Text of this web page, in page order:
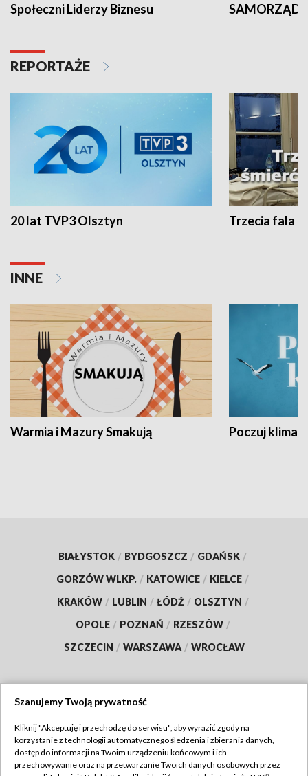
Społeczni Liderzy Biznesu SAMORZĄD
REPORTAŻE
20 lat TVP3 Olsztyn Trzecia fala -
INNE
Warmia i Mazury Smakują Poczuj klimat
BIAŁYSTOK / BYDGOSZCZ / GDAŃSK /
GORZÓW WLKP. / KATOWICE / KIELCE /
KRAKÓW / LUBLIN / ŁÓDŹ / OLSZTYN /
OPOLE / POZNAŃ / RZESZÓW /
SZCZECIN / WARSZAWA / WROCŁAW
TVP
Abonament TVP
Regulamin TVP
Szanujemy Twoją prywatność
Kliknij "Akceptuję i przechodzę do serwisu", aby wyrazić zgody na
korzystanie z technologii automatycznego śledzenia i zbierania danych,
dostęp do informacji na Twoim urządzeniu końcowym i ich
przechowywanie oraz na przetwarzanie Twoich danych osobowych przez